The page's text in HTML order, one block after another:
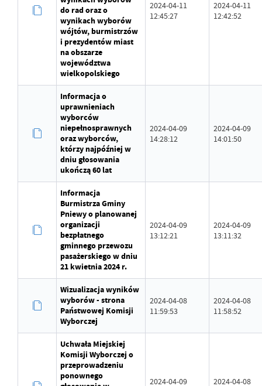
do rad oraz o
wynikach wyborów
wójtów, burmistrzów
i prezydentów miast
na obszarze
województwa
wielkopolskiego
2024-04-11
12:45:27
2024-04-11
12:42:52
Informacja o
uprawnieniach
wyborców
niepełnosprawnych
oraz wyborców,
którzy najpóźniej w
dniu głosowania
ukończą 60 lat
2024-04-09
14:28:12
2024-04-09
14:01:50
Informacja
Burmistrza Gminy
Pniewy o planowanej
organizacji
bezpłatnego
gminnego przewozu
pasażerskiego w dniu
21 kwietnia 2024 r.
2024-04-09
13:12:21
2024-04-09
13:11:32
Wizualizacja wyników
wyborów - strona
Państwowej Komisji
Wyborczej
2024-04-08
11:59:53
2024-04-08
11:58:52
Uchwała Miejskiej
Komisji Wyborczej o
przeprowadzeniu
ponownego
2024-04-09
2024-04-08